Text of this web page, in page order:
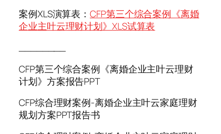
案例XLS演算表：CFP第三个综合案例《离婚
企业主叶云理财计划》XLS试算表
________
CFP第三个综合案例《离婚企业主叶云理财
计划》方案报告PPT
CFP综合理财案例-离婚企业主叶云家庭理财
规划方案PPT报告书